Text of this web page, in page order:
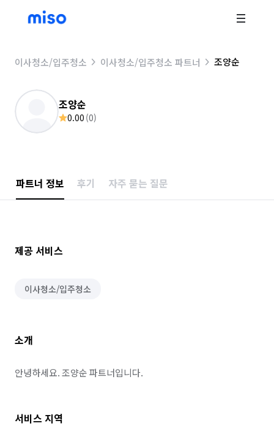
이사청소/입주청소 이사청소/입주청소 파트너 조양순
조양순
0.00 (0)
파트너 정보 후기 자주 묻는 질문
제공 서비스
이사청소/입주청소
소개
안녕하세요. 조양순 파트너입니다.
서비스 지역